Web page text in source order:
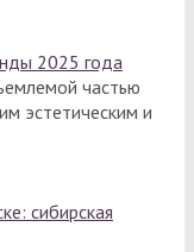
2025 года
частью
эстетическим и
сибирская